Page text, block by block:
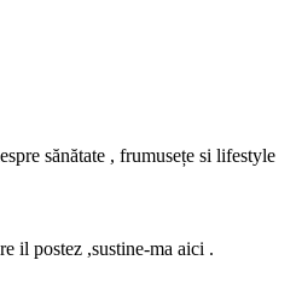
sănătate , frumusețe si lifestyle
il postez ,sustine-ma aici .